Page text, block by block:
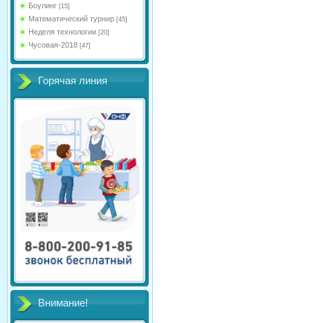
Боулинг [15]
Математический турнир [45]
Неделя технологии [20]
Чусовая-2018 [47]
Горячая линия
Внимание!